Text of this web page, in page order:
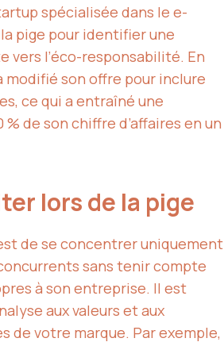
spécialisée dans le e-
pige pour identifier une
vers l’éco-responsabilité. En
modifié son offre pour inclure
ce qui a entraîné une
de son chiffre d’affaires en un
lors de la pige
de se concentrer uniquement
sans tenir compte
à son entreprise. Il est
aux valeurs et aux
de votre marque. Par exemple,